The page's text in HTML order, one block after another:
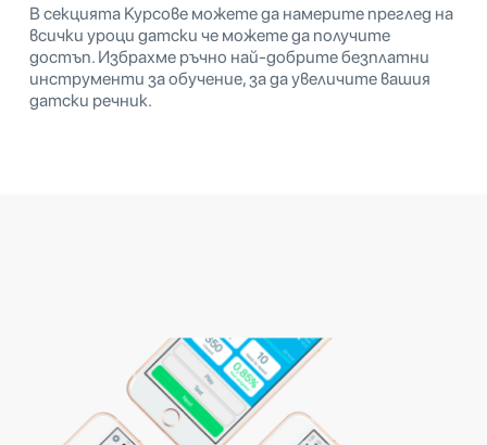
В секцията Курсове можете да намерите преглед на
всички уроци датски че можете да получите
достъп. Избрахме ръчно най-добрите безплатни
инструменти за обучение, за да увеличите вашия
датски речник.